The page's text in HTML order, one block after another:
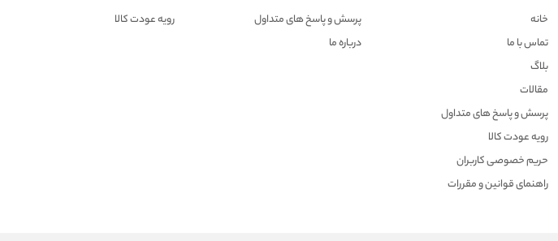
خانه
تماس با ما
بلاگ
مقالات
پرسش و پاسخ های متداول
رویه عودت کالا
حریم خصوصی کاربران
راهنمای قوانین و مقررات
پرسش و پاسخ های متداول
درباره ما
رویه عودت کالا